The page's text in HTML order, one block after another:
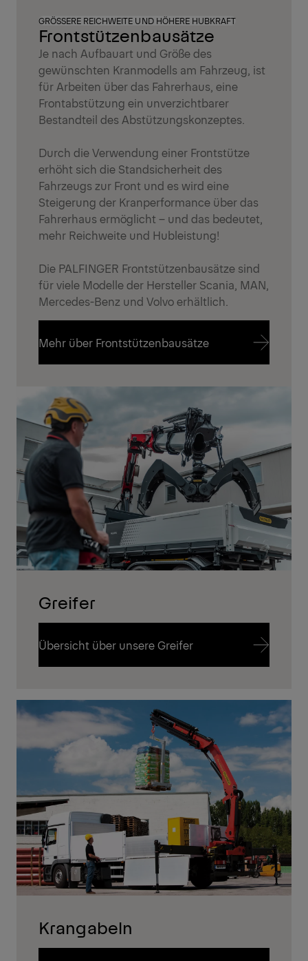
Frontstützenbausätze
GRÖSSERE REICHWEITE UND HÖHERE HUBKRAFT
Je nach Aufbauart und Größe des
gewünschten Kranmodells am Fahrzeug, ist
für Arbeiten über das Fahrerhaus, eine
Frontabstützung ein unverzichtbarer
Bestandteil des Abstützungskonzeptes.
Durch die Verwendung einer Frontstütze
erhöht sich die Standsicherheit des
Fahrzeugs zur Front und es wird eine
Steigerung der Kranperformance über das
Fahrerhaus ermöglicht – und das bedeutet,
mehr Reichweite und Hubleistung!
Die PALFINGER Frontstützenbausätze sind
für viele Modelle der Hersteller Scania, MAN,
Mercedes-Benz und Volvo erhältlich.
Mehr über Frontstützenbausätze
Mehr über Frontstützenbausätze
Greifer
Übersicht über unsere Greifer
Krangabeln